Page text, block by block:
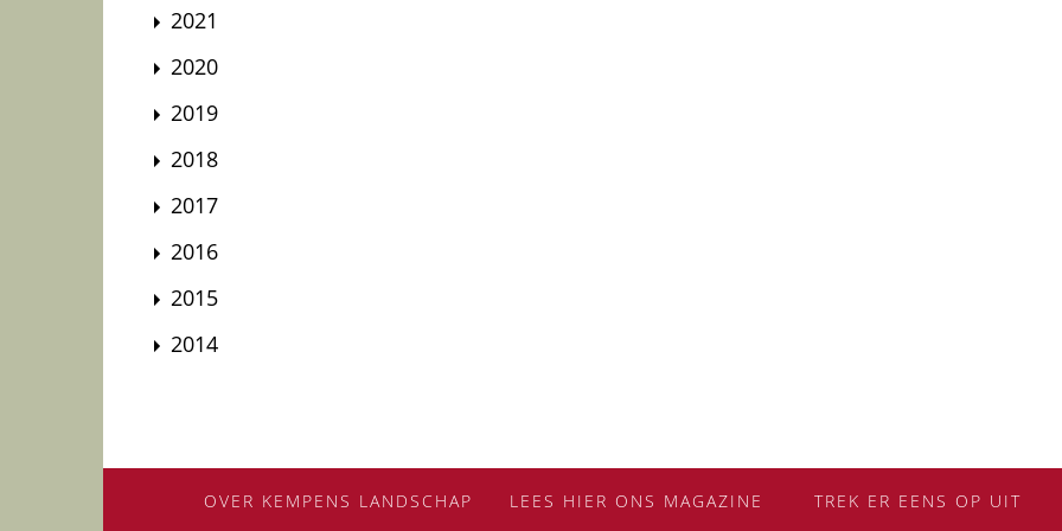
2021
2020
2019
2018
2017
2016
2015
2014
OVER KEMPENS LANDSCHAP LEES HIER ONS MAGAZINE TREK ER EENS OP UIT